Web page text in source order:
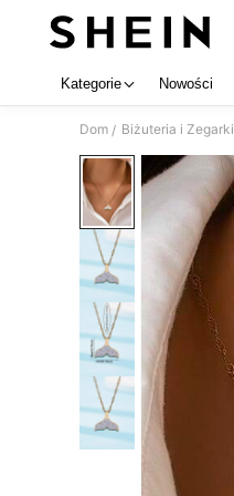
Kategorie Nowości
Dom / Biżuteria i Zegarki